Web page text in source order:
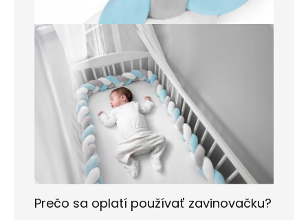
Prečo sa oplatí používať zavinovačku?